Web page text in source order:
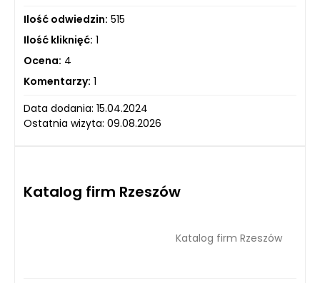
Ilość odwiedzin: 515
Ilość kliknięć: 1
Ocena: 4
Komentarzy: 1
Data dodania: 15.04.2024
Ostatnia wizyta: 09.08.2026
Katalog firm Rzeszów
Katalog firm Rzeszów